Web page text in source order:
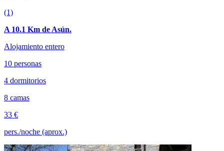
(1)
A 10.1 Km de Asún.
Alojamiento entero
10 personas
4 dormitorios
8 camas
33 €
pers./noche (aprox.)